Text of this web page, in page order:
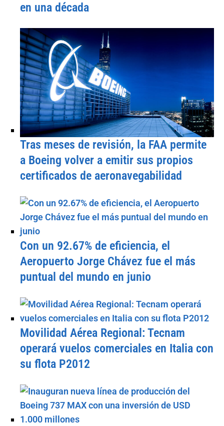
en una década
Tras meses de revisión, la FAA permite
a Boeing volver a emitir sus propios
certificados de aeronavegabilidad
Con un 92.67% de eficiencia, el
Aeropuerto Jorge Chávez fue el más
puntual del mundo en junio
Movilidad Aérea Regional: Tecnam
operará vuelos comerciales en Italia con
su flota P2012